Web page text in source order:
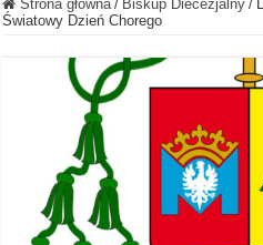
Strona główna / Biskup Diecezjalny /
Światowy Dzień Chorego